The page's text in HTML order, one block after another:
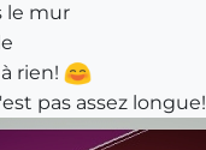
le mur
rien!
pas assez longue!